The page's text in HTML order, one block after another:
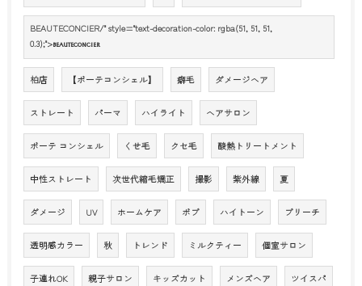
BEAUTECONCIER/" style="text-decoration-color: rgba(51, 51, 51,
0.3);">BEAUTECONCIER
柏店 【ボーテコンシェル】 癖毛 ダメージヘア
ストレート パーマ ハイライト ヘアサロン
ボーテ コンシェル くせ毛 クセ毛 酸熱トリートメント
中性ストレート 次世代縮毛矯正 撮影 紫外線 夏
ダメージ UV ホームケア ボブ ハイトーン ブリーチ
透明感カラー 秋 トレンド ミルクティー 個室サロン
子連れOK 親子サロン キッズカット メンズヘア ツイスパ